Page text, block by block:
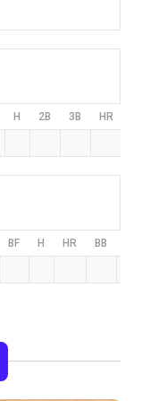
H 2B 3B HR
BF H HR BB